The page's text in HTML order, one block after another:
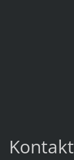
Kontakt